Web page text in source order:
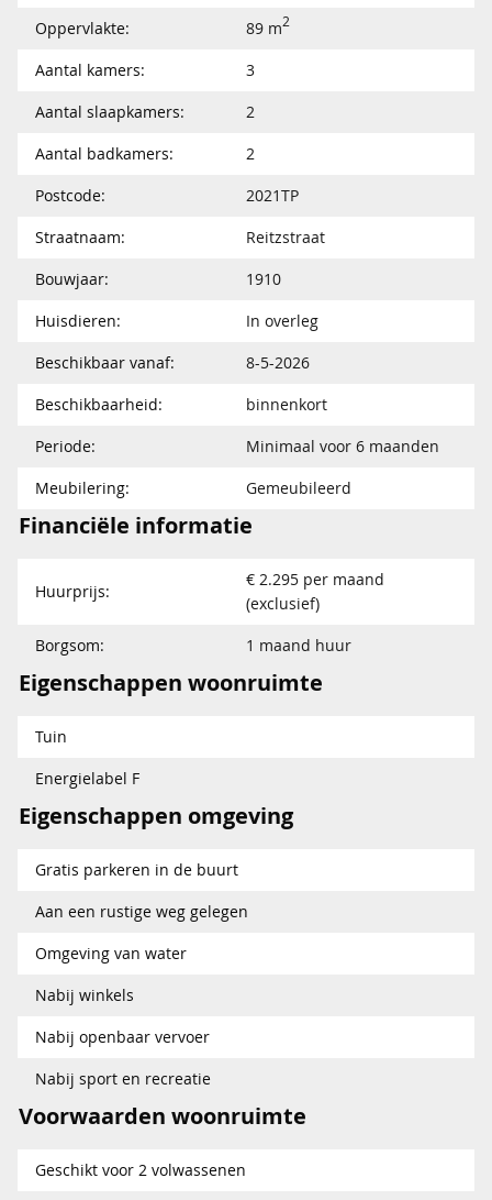
Oppervlakte:
89 m2
Aantal kamers:
3
Aantal slaapkamers:
2
Aantal badkamers:
2
Postcode:
2021TP
Straatnaam:
Reitzstraat
Bouwjaar:
1910
Huisdieren:
In overleg
Beschikbaar vanaf:
8-5-2026
Beschikbaarheid:
binnenkort
Periode:
Minimaal voor 6 maanden
Meubilering:
Gemeubileerd
Financiële informatie
Huurprijs:
€ 2.295 per maand
(exclusief)
Borgsom:
1 maand huur
Eigenschappen woonruimte
Tuin
Energielabel F
Eigenschappen omgeving
Gratis parkeren in de buurt
Aan een rustige weg gelegen
Omgeving van water
Nabij winkels
Nabij openbaar vervoer
Nabij sport en recreatie
Voorwaarden woonruimte
Geschikt voor 2 volwassenen